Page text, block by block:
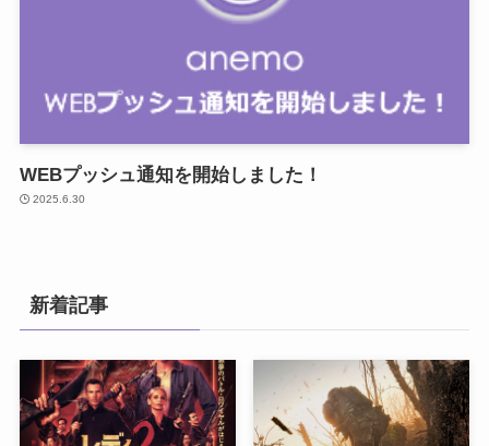
WEBプッシュ通知を開始しました！
2025.6.30
新着記事